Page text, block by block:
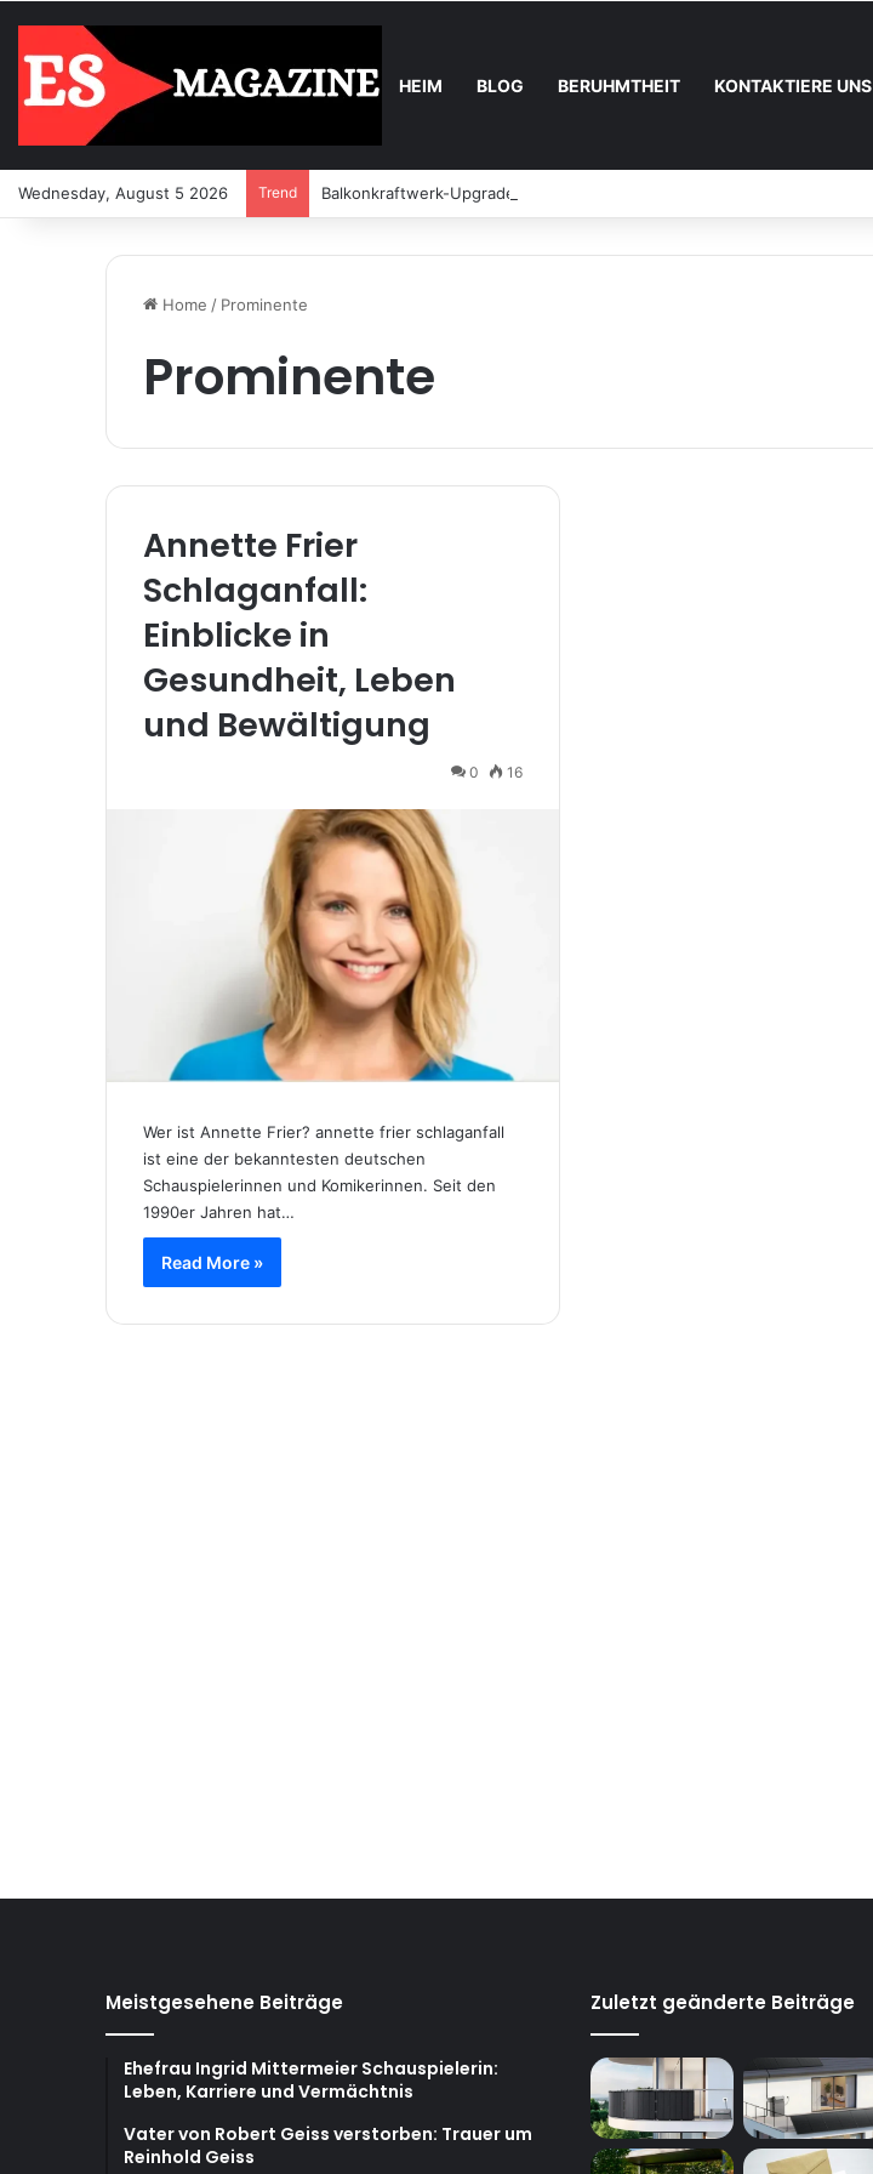
HEIM BLOG BERUHMTHEIT KONTAKTIERE UNS
Wednesday, August 5 2026 Trend Balkonkraftwerk-Upgrade: Wann und wie registrieren
Home / Prominente
Prominente
Annette Frier
Schlaganfall:
Einblicke in
Gesundheit, Leben
und Bewältigung
0 16
Wer ist Annette Frier? annette frier schlaganfall
ist eine der bekanntesten deutschen
Schauspielerinnen und Komikerinnen. Seit den
1990er Jahren hat…
Read More »
Meistgesehene Beiträge
Ehefrau Ingrid Mittermeier Schauspielerin:
Leben, Karriere und Vermächtnis
Vater von Robert Geiss verstorben: Trauer um
Reinhold Geiss
Zuletzt geänderte Beiträge